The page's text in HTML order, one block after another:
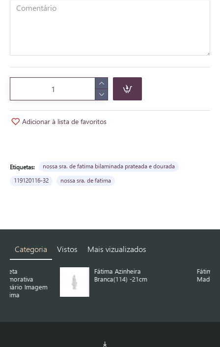
Adicionar à lista de favoritos
Etiquetas:
nossa sra. de fatima bilaminada prateada e dourada
119120116-32
nossa sra. de fatima
Categoria Vistos Mais vizualizados
Fátima Azinheira
Branca(114) -21cm
Fátima Azinheira de
Madeira 1.05 m